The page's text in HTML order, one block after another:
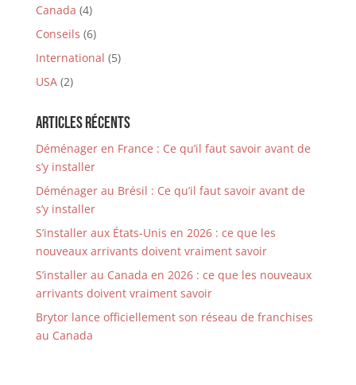
Canada (4)
Conseils (6)
International (5)
USA(2)
Articles récents
Déménager en France : Ce qu’il faut savoir avant de
s’y installer
Déménager au Brésil : Ce qu’il faut savoir avant de
s’y installer
S’installer aux États-Unis en 2026 : ce que les
nouveaux arrivants doivent vraiment savoir
S’installer au Canada en 2026 : ce que les nouveaux
arrivants doivent vraiment savoir
Brytor lance officiellement son réseau de franchises
au Canada